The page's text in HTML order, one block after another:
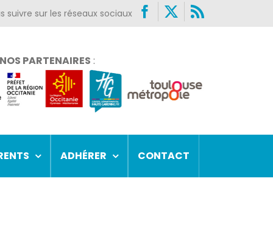
Facebook
NOS PARTENAIRES :
ADHÉRER CONTACT